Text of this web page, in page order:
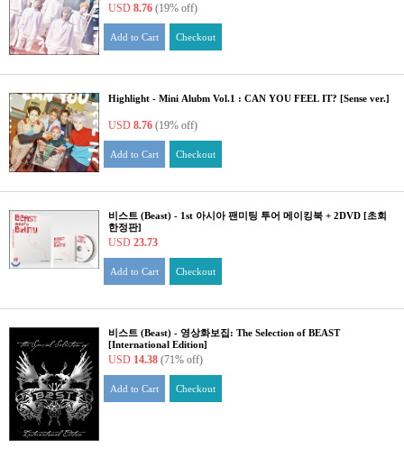
USD 8.76 (19% off)
Add to Cart Checkout
Highlight - Mini Alubm Vol.1 : CAN YOU FEEL IT? [Sense ver.]
USD 8.76 (19% off)
Add to Cart Checkout
비스트 (Beast) - 1st 아시아 팬미팅 투어 메이킹북 + 2DVD [초회
한정판]
USD 23.73
Add to Cart Checkout
비스트 (Beast) - 영상화보집: The Selection of BEAST
[International Edition]
USD 14.38 (71% off)
Add to Cart Checkout